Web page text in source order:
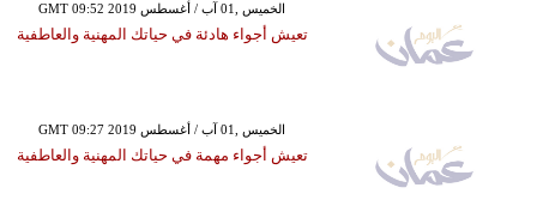
GMT 09:52 2019 الخميس ,01 آب / أغسطس
تعيش أجواء هادئة في حياتك المهنية والعاطفية
GMT 09:27 2019 الخميس ,01 آب / أغسطس
تعيش أجواء مهمة في حياتك المهنية والعاطفية